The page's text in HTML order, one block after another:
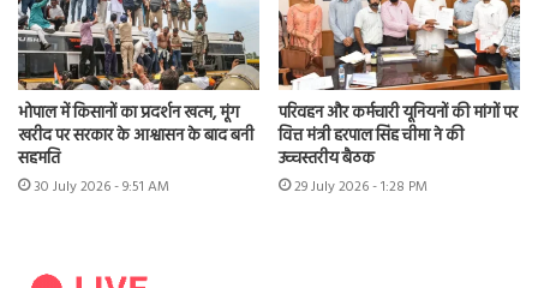
भोपाल में किसानों का प्रदर्शन खत्म, मूंग
खरीद पर सरकार के आश्वासन के बाद बनी
सहमति
30 July 2026 - 9:51 AM
परिवहन और कर्मचारी यूनियनों की मांगों पर
वित्त मंत्री हरपाल सिंह चीमा ने की
उच्चस्तरीय बैठक
29 July 2026 - 1:28 PM